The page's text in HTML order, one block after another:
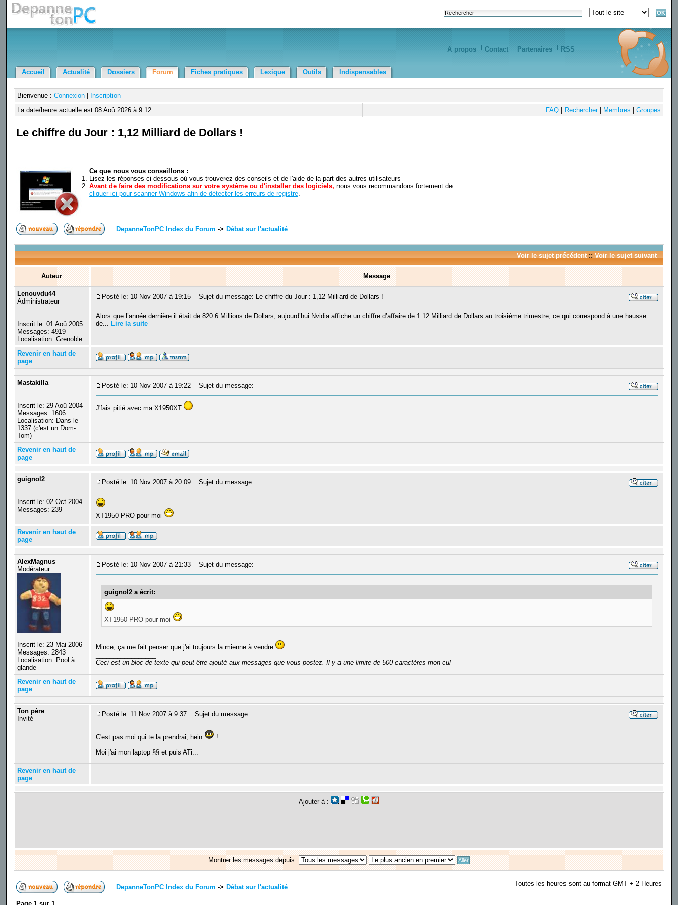
A propos Contact Partenaires RSS
Accueil Actualité Dossiers Forum Fiches pratiques Lexique Outils Indispensables
Bienvenue : Connexion|
Inscription
La date/heure actuelle est 08 Aoû 2026 à 9:12
FAQ| Rechercher| Membres Groupes
Le chiffre du Jour : 1,12 Milliard de Dollars !
Ce que nous vous conseillons :
Lisez les réponses ci-dessous où vous trouverez des conseils et de l'aide de la part des autres utilisateurs
Avant de faire des modifications sur votre système ou d'installer des logiciels, nous vous recommandons fortement de
cliquer ici pour scanner Windows afin de détecter les erreurs de registre.
DepanneTonPC Index du Forum -> Débat sur l'actualité
Voir le sujet précédent:: Voir le sujet suivant
Auteur Message
Lenouvdu44
Administrateur
Inscrit le: 01 Aoû 2005
Messages: 4919
Localisation: Grenoble
Posté le: 10 Nov 2007 à 19:15 Sujet du message: Le chiffre du Jour : 1,12 Milliard de Dollars !
Alors que l’année dernière il était de 820.6 Millions de Dollars, aujourd’hui Nvidia affiche un chiffre d’affaire de 1.12 Milliard de Dollars au troisième trimestre, ce qui correspond à une hausse
de... Lire la suite
Revenir en haut de
page
Mastakilla
Inscrit le: 29 Aoû 2004
Messages: 1606
Localisation: Dans le
1337 (c'est un Dom-
Tom)
Posté le: 10 Nov 2007 à 19:22 Sujet du message:
J'fais pitié avec ma X1950XT
Revenir en haut de
page
guignol2
Inscrit le: 02 Oct 2004
Messages: 239
Posté le: 10 Nov 2007 à 20:09 Sujet du message:
XT1950 PRO pour moi
Revenir en haut de
page
AlexMagnus
Modérateur
Inscrit le: 23 Mai 2006
Messages: 2843
Localisation: Pool à
glande
Posté le: 10 Nov 2007 à 21:33 Sujet du message:
guignol2 a écrit:
XT1950 PRO pour moi
Mince, ça me fait penser que j'ai toujours la mienne à vendre
Ceci est un bloc de texte qui peut être ajouté aux messages que vous postez. Il y a une limite de 500 caractères mon cul
Revenir en haut de
page
Ton père
Invité
Posté le: 11 Nov 2007 à 9:37 Sujet du message:
C'est pas moi qui te la prendrai, hein
!
Moi j'ai mon laptop §§ et puis ATi...
Revenir en haut de
page
Ajouter à :
Montrer les messages depuis:
DepanneTonPC Index du Forum -> Débat sur l'actualité Toutes les heures sont au format GMT + 2 Heures